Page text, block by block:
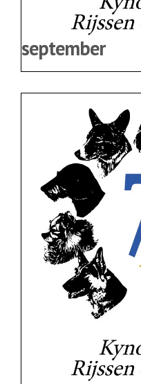
september